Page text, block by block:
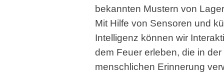
bekannten Mustern von
Mit Hilfe von Sensoren und
Intelligenz können wir
dem Feuer erleben, die in der
menschlichen Erinnerung